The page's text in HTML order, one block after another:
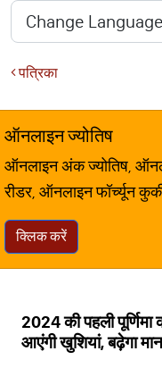
पत्रिका
ऑनलाइन ज्योतिष
ऑनलाइन अंक ज्योतिष,
रीडर, ऑनलाइन फॉर्च्यून
क्लिक करें
2024 की पहली
आएंगी खुशियां, बढ़ेगा